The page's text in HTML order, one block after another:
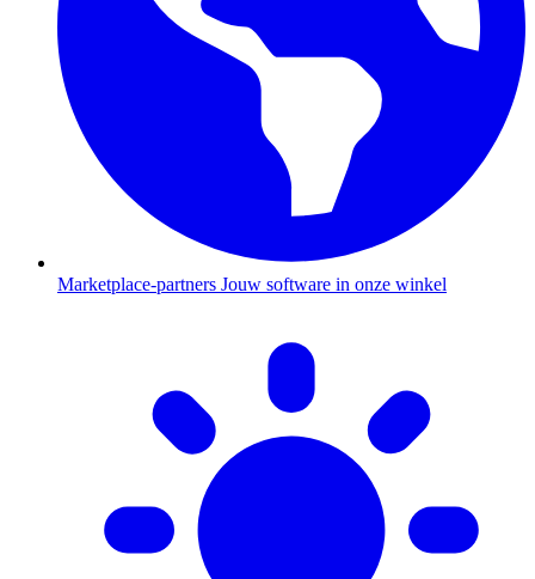
Marketplace-partners Jouw software in onze winkel